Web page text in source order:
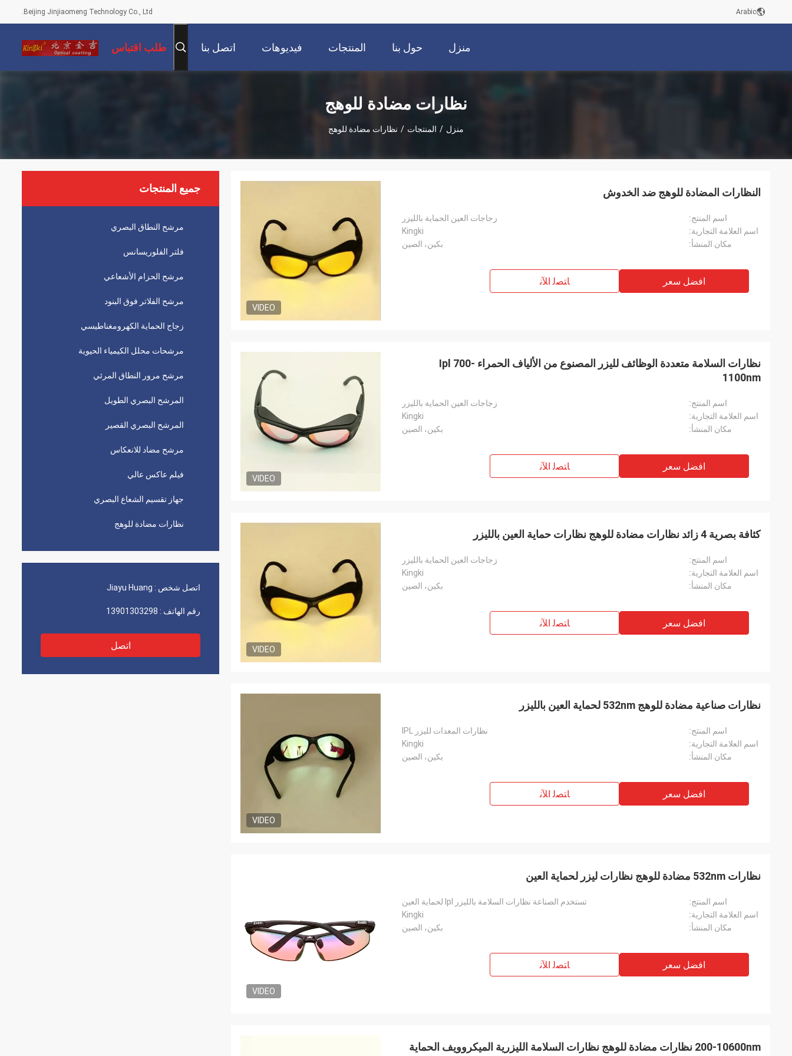
Beijing Jinjiaomeng Technology Co., Ltd. Arabic
منزل حول بنا المنتجات فيديوهات اتصل بنا طلب اقتباس
نظارات مضادة للوهج
منزل / المنتجات / نظارات مضادة للوهج
جميع المنتجات
مرشح النطاق البصري
فلتر الفلوريسانس
مرشح الحزام الأشعاعي
مرشح الفلاتر فوق البنود
زجاج الحماية الكهرومغناطيسي
مرشحات محلل الكيمياء الحيوية
مرشح مرور النطاق المرئي
المرشح البصري الطويل
المرشح البصري القصير
مرشح مضاد للانعكاس
فيلم عاكس عالي
جهاز تقسيم الشعاع البصري
نظارات مضادة للوهج
اتصل شخص : Jiayu Huang
رقم الهاتف : 13901303298
اتصل
VIDEO
النظارات المضادة للوهج ضد الخدوش
اسم المنتج:
زجاجات العين الحماية بالليزر
اسم العلامة التجارية:
Kingki
مكان المنشأ:
بكين، الصين
افضل سعر ﺎﺘﺼﻟ ﺍﻶﻧ
VIDEO
نظارات السلامة متعددة الوظائف لليزر المصنوع من الألياف الحمراء Ipl 700-
1100nm
اسم المنتج:
زجاجات العين الحماية بالليزر
اسم العلامة التجارية:
Kingki
مكان المنشأ:
بكين، الصين
افضل سعر ﺎﺘﺼﻟ ﺍﻶﻧ
VIDEO
كثافة بصرية 4 زائد نظارات مضادة للوهج نظارات حماية العين بالليزر
اسم المنتج:
زجاجات العين الحماية بالليزر
اسم العلامة التجارية:
Kingki
مكان المنشأ:
بكين، الصين
افضل سعر ﺎﺘﺼﻟ ﺍﻶﻧ
VIDEO
نظارات صناعية مضادة للوهج 532nm لحماية العين بالليزر
اسم المنتج:
نظارات المعدات لليزر IPL
اسم العلامة التجارية:
Kingki
مكان المنشأ:
بكين، الصين
افضل سعر ﺎﺘﺼﻟ ﺍﻶﻧ
VIDEO
نظارات 532nm مضادة للوهج نظارات ليزر لحماية العين
اسم المنتج:
تستخدم الصناعة نظارات السلامة بالليزر Ipl لحماية العين
اسم العلامة التجارية:
Kingki
مكان المنشأ:
بكين، الصين
افضل سعر ﺎﺘﺼﻟ ﺍﻶﻧ
200-10600nm نظارات مضادة للوهج نظارات السلامة الليزرية الميكروويف الحماية